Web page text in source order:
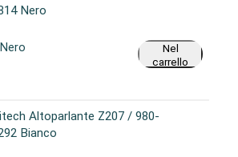
Nero
Nero
Nel
carrello
Altoparlante Z207 / 980-
Bianco